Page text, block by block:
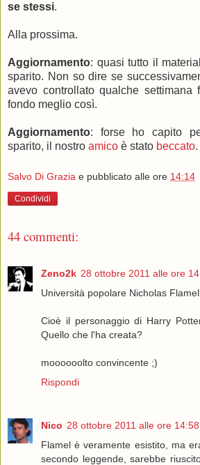
se stessi.
Alla prossima.
Aggiornamento: quasi tutto il
sparito. Non so dire se
avevo controllato qualche
fondo meglio così.
Aggiornamento: forse ho capito
sparito, il nostro amico è stato beccato.
Salvo Di Grazia e pubblicato alle ore 14:14
Condividi
44 commenti:
Zeno2k 28 ottobre 2011 alle ore
Università popolare Nicholas
Cioè il personaggio di Harry
Quello che l'ha creata?
moooooolto convincente ;)
Rispondi
Nico 28 ottobre 2011 alle ore 14:58
Flamel è veramente esistito, ma
secondo leggende, sarebbe